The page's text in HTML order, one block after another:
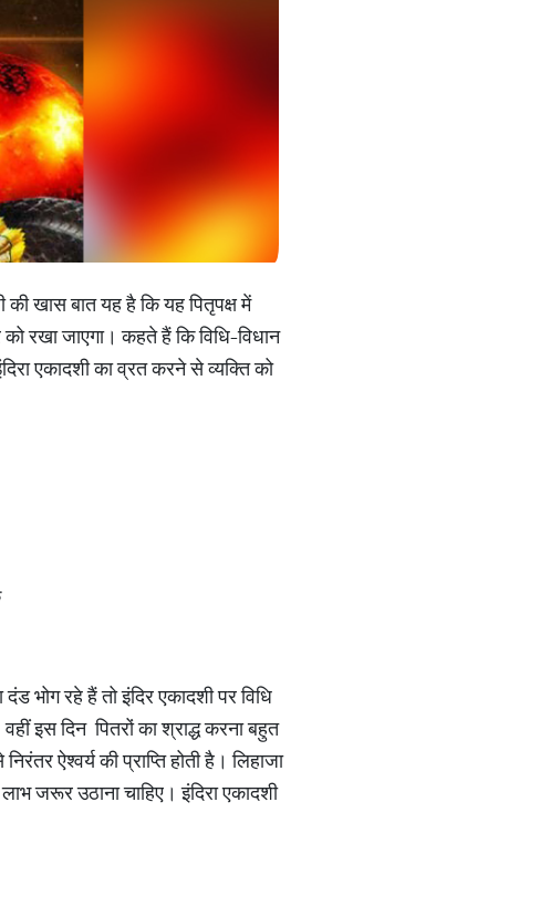
की खास बात यह है कि यह पितृपक्ष में
रखा जाएगा। कहते हैं कि विधि-विधान
एकादशी का व्रत करने से व्यक्ति को
भोग रहे हैं तो इंदिर एकादशी पर विधि
इस दिन पितरों का श्राद्ध करना बहुत
ऐश्वर्य की प्राप्ति होती है। लिहाजा
जरूर उठाना चाहिए। इंदिरा एकादशी